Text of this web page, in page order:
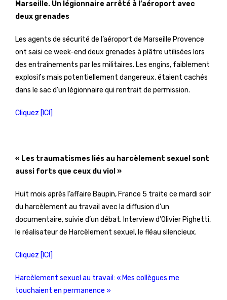
Marseille. Un légionnaire arrêté à l’aéroport avec
deux grenades
Les agents de sécurité de l’aéroport de Marseille Provence
ont saisi ce week-end deux grenades à plâtre utilisées lors
des entraînements par les militaires. Les engins, faiblement
explosifs mais potentiellement dangereux, étaient cachés
dans le sac d’un légionnaire qui rentrait de permission.
Cliquez [ICI]
« Les traumatismes liés au harcèlement sexuel sont
aussi forts que ceux du viol »
Huit mois après l’affaire Baupin, France 5 traite ce mardi soir
du harcèlement au travail avec la diffusion d’un
documentaire, suivie d’un débat. Interview d’Olivier Pighetti,
le réalisateur de Harcèlement sexuel, le fléau silencieux.
Cliquez [ICI]
Harcèlement sexuel au travail: « Mes collègues me
touchaient en permanence »